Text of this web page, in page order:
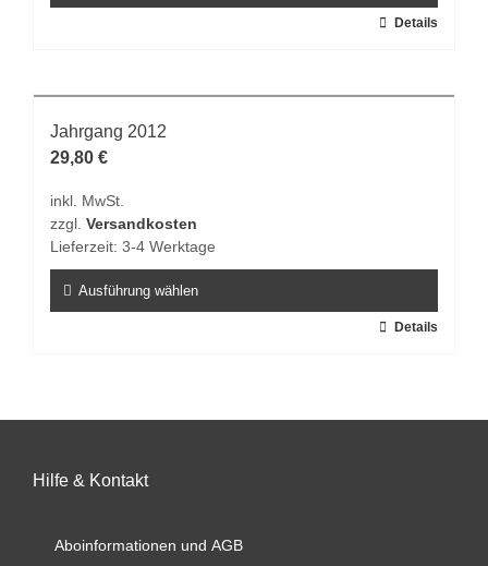
werden
mehrere
Varianten
auf.
Optionen
können
der
Produktseite
Details
Jahrgang 2012
29,80 €
inkl. MwSt.
zzgl. Versandkosten
Lieferzeit: 3-4 Werktage
Ausführung wählen
Die
können
Details
Hilfe & Kontakt
Aboinformationen und AGB